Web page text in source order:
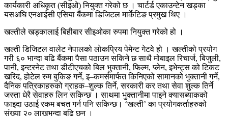
कार्यकारी अधिकृत (सीइओ) नियुक्त गरेको छ । चार्टर्ड एकाउन्टेन खड्का
यसअघि एनआईसी एसिया बैंकमा डिजिटल मार्केटिङ प्रमुख थिए ।
खल्तीले खड्कालाई बिहीबार सीइओका रुपमा नियुक्त गरेको हो ।
खल्ती डिजिटल वालेट नेपालको लाेकप्रिय पेमेन्ट गेटवे हो । खल्तीको प्रयोग
गरी ६० भान्दा बढि बैंकमा पैसा पठाउन सकिने छ साथै मोबाइल रिचार्ज, बिजुली,
पानी, इन्टरनेट तथा डीटीएचको बिल भुक्तानी, फिल्म, प्लेन, इभेन्ट्स को टिकट
खरिद, होटेल रुम बुकिङ गर्ने, इ–कमर्समार्फत किनिएको सामानको भुक्तानी गर्ने,
दैनिक पत्रिकाहरुको ग्राहक–शुल्क तिर्ने, सरकारी कर तथा सेवा शुल्क तिर्ने
जस्ता धेरै सेवाहरु लिन सकिन्छ । साथमा भुक्तानीमा पाइने क्यासब्याकको
फाइदा उठाई रकम बचत गर्न पनि सकिन्छ। ‘खल्ती’ का प्रयोगकर्ताहरुको
संख्या २० लाखभन्दा बढि छन् ।